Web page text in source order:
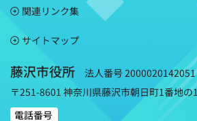
関連リンク集
サイトマップ
藤沢市役所
法人番号 2000020142051
〒251-8601 神奈川県藤沢市朝日町1番地の1
電話番号